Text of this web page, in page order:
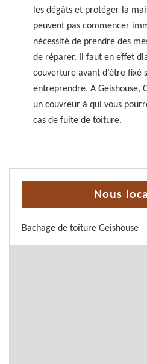
les dégâts et protéger la
peuvent pas commencer
nécessité de prendre des
de réparer. Il faut en effet
couverture avant d’être fixé
entreprendre. A Geishouse,
un couvreur à qui vous
cas de fuite de toiture.
Nous
Bachage de toiture Geishouse